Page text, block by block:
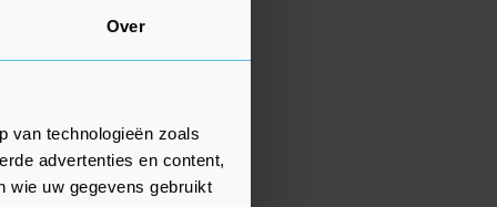
Over
van technologieën zoals
advertenties en content,
wie uw gegevens gebruikt